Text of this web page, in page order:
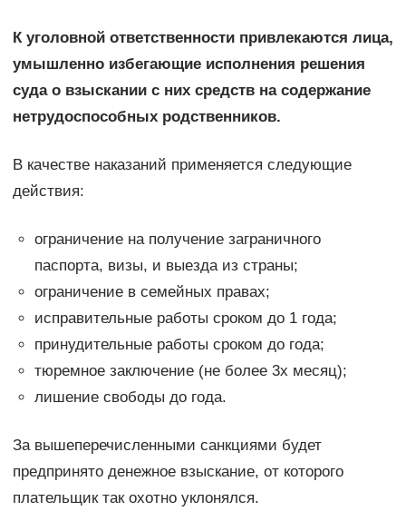
К уголовной ответственности привлекаются лица,
умышленно избегающие исполнения решения
суда о взыскании с них средств на содержание
нетрудоспособных родственников.
В качестве наказаний применяется следующие
действия:
ограничение на получение заграничного
паспорта, визы, и выезда из страны;
ограничение в семейных правах;
исправительные работы сроком до 1 года;
принудительные работы сроком до года;
тюремное заключение (не более 3х месяц);
лишение свободы до года.
За вышеперечисленными санкциями будет
предпринято денежное взыскание, от которого
плательщик так охотно уклонялся.